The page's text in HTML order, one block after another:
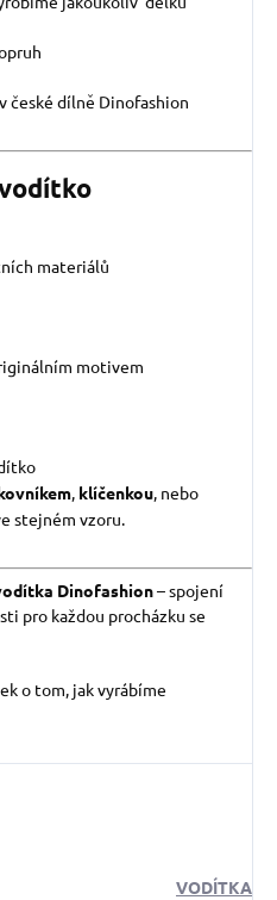
české dílně Dinofashion
materiálů
motivem
, klíčenkou, nebo
stejném vzoru.
Dinofashion– spojení
pro každou procházku se
o tom, jak vyrábíme
VODÍTKA